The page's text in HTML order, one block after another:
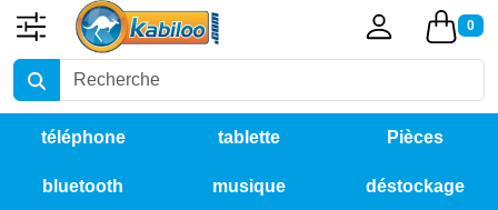
0
téléphone tablette Pièces
détachées
bluetooth musique déstockage